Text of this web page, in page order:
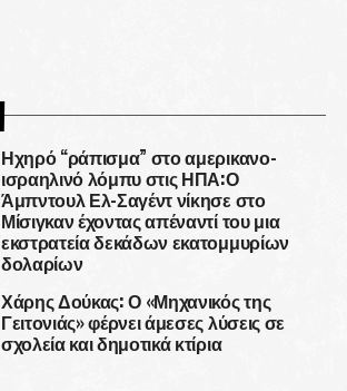
Ηχηρό “ράπισμα” στο αμερικανο-
ισραηλινό λόμπυ στις ΗΠΑ:Ο
Άμπντουλ Ελ-Σαγέντ νίκησε στο
Μίσιγκαν έχοντας απέναντί του μια
εκστρατεία δεκάδων εκατομμυρίων
δολαρίων
Χάρης Δούκας: Ο «Μηχανικός της
Γειτονιάς» φέρνει άμεσες λύσεις σε
σχολεία και δημοτικά κτίρια